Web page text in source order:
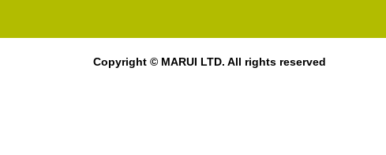
Copyright © MARUI LTD. All rights reserved